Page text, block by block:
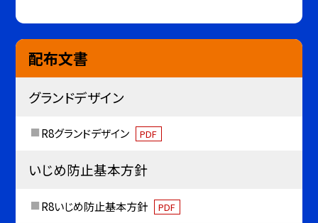
配布文書
グランドデザイン
R8グランドデザイン PDF
いじめ防止基本方針
R8いじめ防止基本方針 PDF